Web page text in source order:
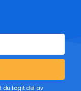
du tagit del av